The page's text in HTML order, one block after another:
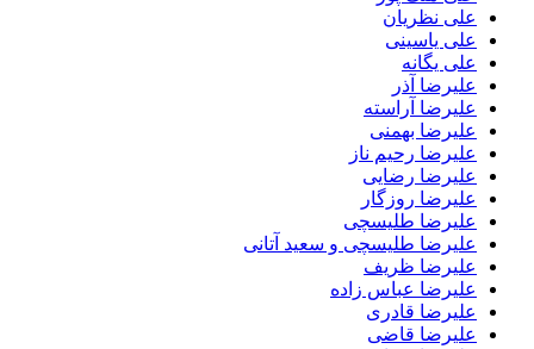
علی نظریان
علی یاسینی
علی یگانه
علیرضا آذر
علیرضا آراسته
علیرضا بهمنی
علیرضا رحیم ناز
علیرضا رضایی
علیرضا روزگار
علیرضا طلیسچی
علیرضا طلیسچی و سعید آتانی
علیرضا ظریف
علیرضا عباس زاده
علیرضا قادری
علیرضا قاضی